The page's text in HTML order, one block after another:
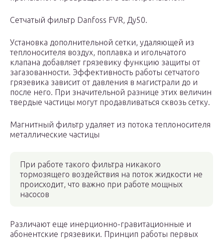
Сетчатый фильтр Danfoss FVR, Ду50.
Установка дополнительной сетки, удаляющей из
теплоносителя воздух, поплавка и игольчатого
клапана добавляет грязевику функцию защиты от
загазованности. Эффективность работы сетчатого
грязевика зависит от давления в магистрали до и
после него. При значительной разнице этих величин
твердые частицы могут продавливаться сквозь сетку.
Магнитный фильтр удаляет из потока теплоносителя
металлические частицы
При работе такого фильтра никакого
тормозящего воздействия на поток жидкости не
происходит, что важно при работе мощных
насосов
Различают еще инерционно-гравитационные и
абонентские грязевики. Принцип работы первых